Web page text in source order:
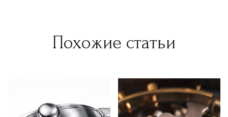
Похожие статьи